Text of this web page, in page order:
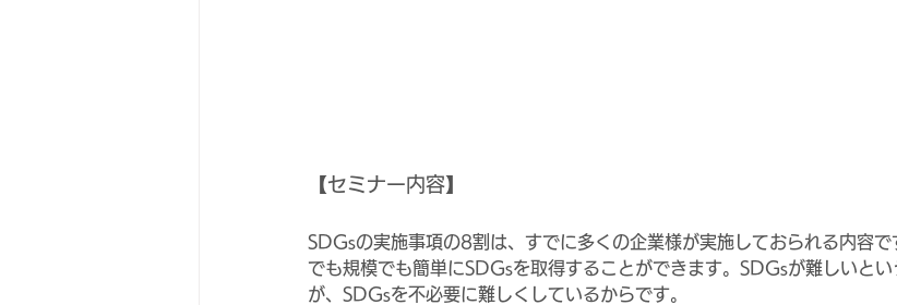
【セミナー内容】
SDGsの実施事項の8割は、すでに多くの企業様が実施しておられる内容
でも規模でも簡単にSDGsを取得することができます。SDGsが難しいと
が、SDGsを不必要に難しくしているからです。